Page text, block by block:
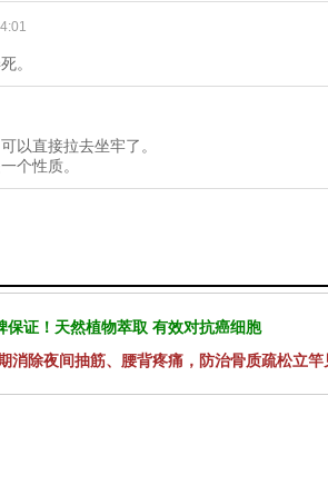
。
以直接拉去坐牢了。
个性质。
保证！天然植物萃取 有效对抗癌细胞
消除夜间抽筋、腰背疼痛，防治骨质疏松立竿